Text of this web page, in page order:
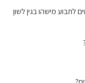
לתבוע מישהו בגין לשון